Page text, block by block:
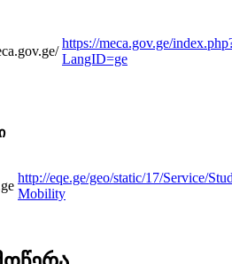
https://meca.gov.ge/
LangID=ge
http://eqe.ge/geo/static/17/Service/
Mobility